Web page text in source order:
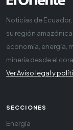
Noticias de
su región
economía, energía,
minería desde el
Ver Aviso legal y
SECCIONES
Energía